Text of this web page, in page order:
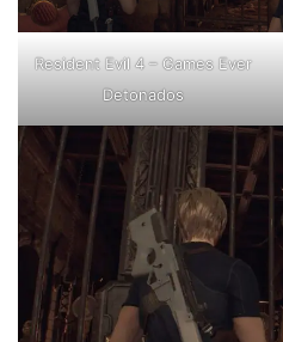
Resident Evil 4 – Games Ever
Detonados